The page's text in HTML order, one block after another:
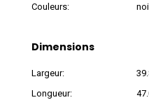
Couleurs:
Dimensions
Largeur:
Longueur: